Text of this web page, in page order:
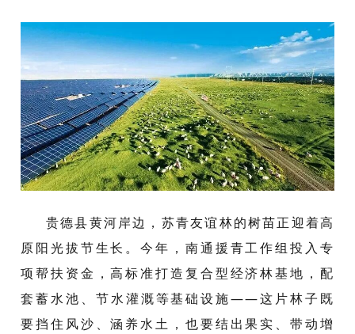
贵德县黄河岸边，苏青友谊林的树苗正迎着高
原阳光拔节生长。今年，南通援青工作组投入专
项帮扶资金，高标准打造复合型经济林基地，配
套蓄水池、节水灌溉等基础设施——这片林子既
要挡住风沙、涵养水土，也要结出果实、带动增